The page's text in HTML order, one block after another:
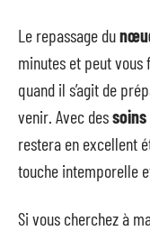
Le repassage du
minutes et peut
quand il s’agit de
venir. Avec des
restera en excellent
touche intemporelle
Si vous cherchez à